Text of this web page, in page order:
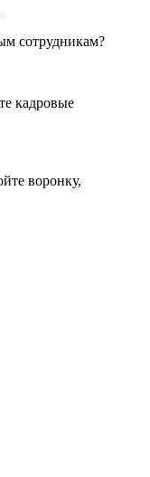
сотрудникам?
кадровые
воронку,